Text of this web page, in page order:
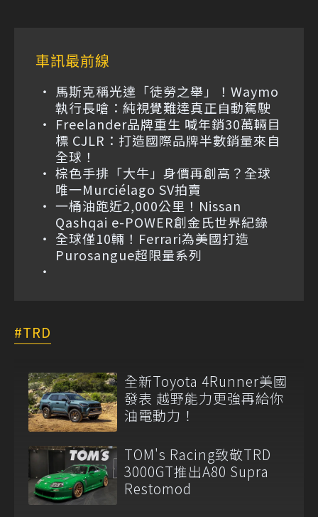
車訊最前線
馬斯克稱光達「徒勞之舉」！Waymo
執行長嗆：純視覺難達真正自動駕駛
Freelander品牌重生 喊年銷30萬輛目
標 CJLR：打造國際品牌半數銷量來自
全球！
棕色手排「大牛」身價再創高？全球
唯一Murciélago SV拍賣
一桶油跑近2,000公里！Nissan
Qashqai e-POWER創金氏世界紀錄
全球僅10輛！Ferrari為美國打造
Purosangue超限量系列
TRD
全新Toyota 4Runner美國
發表 越野能力更強再給你
油電動力！
TOM's Racing致敬TRD
3000GT推出A80 Supra
Restomod